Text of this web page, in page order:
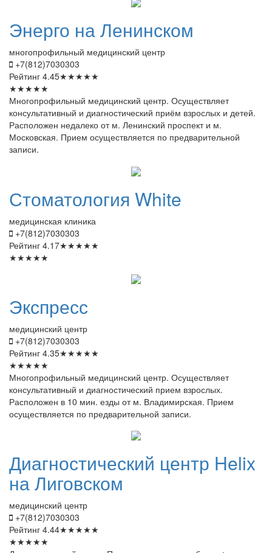
Энерго на Ленинском
многопрофильный медицинский центр
+7(812)7030303
Рейтинг 4.45★★★★★
★★★★★
Многопрофильный медицинский центр. Осуществляет
консультативный и диагностический приём взрослых и детей.
Расположен недалеко от м. Ленинский проспект и м.
Московская. Прием осуществляется по предварительной
записи.
Стоматология White
медицинская клиника
+7(812)7030303
Рейтинг 4.17★★★★★
★★★★★
Экспресс
медицинский центр
+7(812)7030303
Рейтинг 4.35★★★★★
★★★★★
Многопрофильный медицинский центр. Осуществляет
консультативный и диагностический прием взрослых.
Расположен в 10 мин. езды от м. Владимирская. Прием
осуществляется по предварительной записи.
Диагностический центр Helix
на Лиговском
медицинский центр
+7(812)7030303
Рейтинг 4.44★★★★★
★★★★★